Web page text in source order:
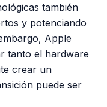
también
y potenciando
Apple
tanto el hardware
crear un
puede ser